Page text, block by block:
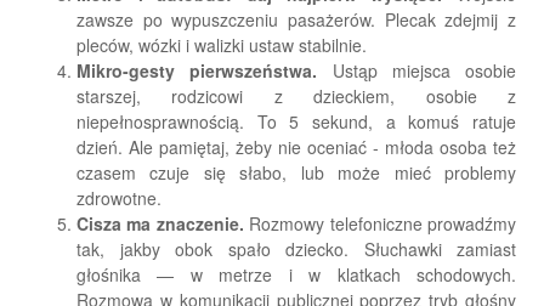
zawsze po wypuszczeniu pasażerów. Plecak zdejmij z
pleców, wózki i walizki ustaw stabilnie.
Mikro-gesty pierwszeństwa. Ustąp miejsca osobie
starszej, rodzicowi z dzieckiem, osobie z
niepełnosprawnością. To 5 sekund, a komuś ratuje
dzień. Ale pamiętaj, żeby nie oceniać - młoda osoba też
czasem czuje się słabo, lub może mieć problemy
zdrowotne.
Cisza ma znaczenie. Rozmowy telefoniczne prowadźmy
tak, jakby obok spało dziecko. Słuchawki zamiast
głośnika — w metrze i w klatkach schodowych.
Rozmowa w komunikacji publicznej poprzez tryb głośny